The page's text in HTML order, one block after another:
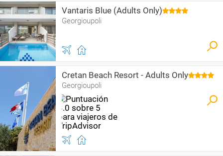
Vantaris Blue (Adults Only)
Georgioupoli
Cretan Beach Resort - Adults Only
Georgioupoli